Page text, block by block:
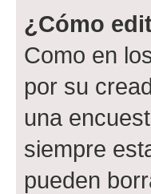
¿Cómo
Como en
por su
una
siempre
pueden